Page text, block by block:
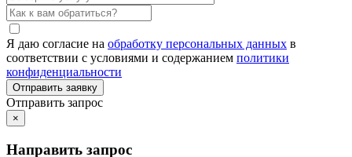
Я даю согласие на обработку персональных данных в
соответствии с условиями и содержанием политики
конфиденциальности
Отправить запрос
×
Направить запрос